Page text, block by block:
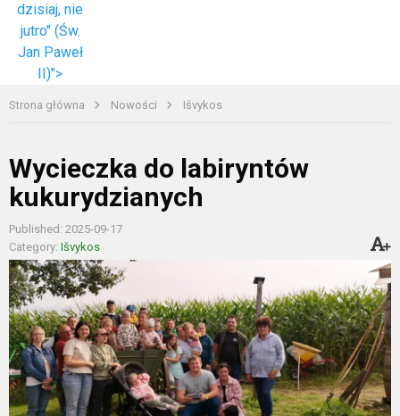
dzisiaj, nie
jutro" (Św.
Jan Paweł
II)">
Strona główna Nowości Išvykos
Wycieczka do labiryntów
kukurydzianych
Published: 2025-09-17
Category: Išvykos